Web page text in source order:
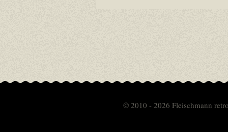
© 2010 - 2026 Fleischmann